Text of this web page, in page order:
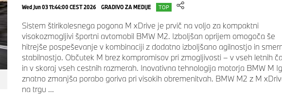
Wed Jun 03 11:44:00 CEST 2026 GRADIVO ZA MEDIJE TOP
Sistem štirikolesnega pogona M xDrive je prvič na voljo za kompaktni
visokozmogljivi športni avtomobil BMW M2. Izboljšan oprijem omogoča še
hitrejše pospeševanje v kombinaciji z dodatno izboljšano agilnostjo in
stabilnostjo. Občutek M brez kompromisov pri zmogljivosti – v vseh letnih
in v skoraj vseh cestnih razmerah. Inovativna tehnologija motorja BMW M
znatno zmanjša porabo goriva pri visokih obremenitvah. BMW M2 z M
na trgu ...